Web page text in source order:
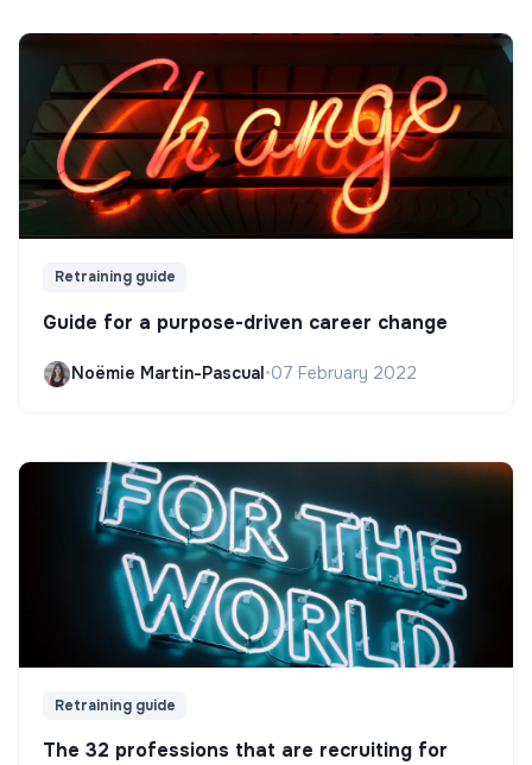
Retraining guide
Guide for a purpose-driven career change
Noëmie Martin-Pascual•07 February 2022
Retraining guide
The 32 professions that are recruiting for